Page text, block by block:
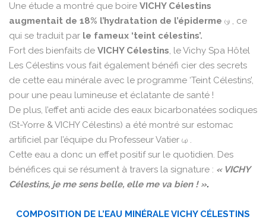
Une étude a montré que boire VICHY Célestins
augmentait de 18% l’hydratation de l’épiderme (3) , ce
qui se traduit par le fameux ‘teint célestins’.
Fort des bienfaits de VICHY Célestins, le Vichy Spa Hôtel
Les Célestins vous fait également bénéfi cier des secrets
de cette eau minérale avec le programme ‘Teint Célestins’,
pour une peau lumineuse et éclatante de santé !
De plus, l’effet anti acide des eaux bicarbonatées sodiques
(St-Yorre & VICHY Célestins) a été montré sur estomac
artificiel par l’équipe du Professeur Vatier (4) .
Cette eau a donc un effet positif sur le quotidien. Des
bénéfices qui se résument à travers la signature : « VICHY
Célestins, je me sens belle, elle me va bien ! ».
COMPOSITION DE L’EAU MINÉRALE VICHY CÉLESTINS